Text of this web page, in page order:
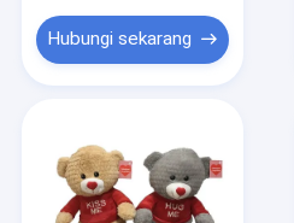
Hubungi sekarang